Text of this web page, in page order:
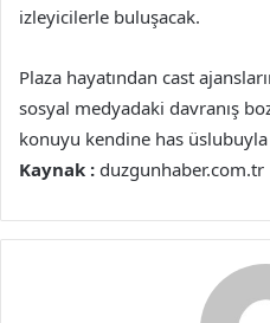
izleyicilerle buluşacak.
Plaza hayatından cast
sosyal medyadaki davranış
konuyu kendine has
Kaynak : duzgunhaber.com.tr